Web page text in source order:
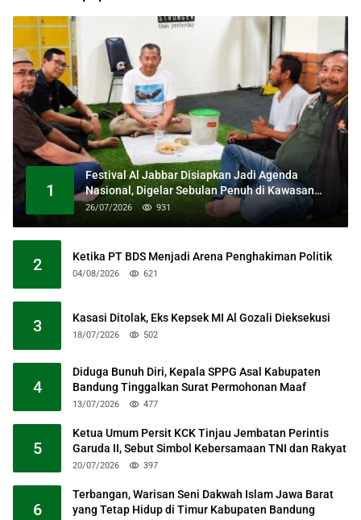
1
Festival Al Jabbar Disiapkan Jadi Agenda
Nasional, Digelar Sebulan Penuh di Kawasan
Masjid Raya Al Jabbar
26/07/2026 931
2 Ketika PT BDS Menjadi Arena Penghakiman Politik
04/08/2026 621
3 Kasasi Ditolak, Eks Kepsek MI Al Gozali Dieksekusi
18/07/2026 502
4
Diduga Bunuh Diri, Kepala SPPG Asal Kabupaten
Bandung Tinggalkan Surat Permohonan Maaf
13/07/2026 477
5
Ketua Umum Persit KCK Tinjau Jembatan Perintis
Garuda II, Sebut Simbol Kebersamaan TNI dan Rakyat
20/07/2026 397
6
Terbangan, Warisan Seni Dakwah Islam Jawa Barat
yang Tetap Hidup di Timur Kabupaten Bandung